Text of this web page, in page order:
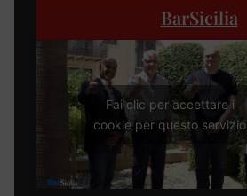
BarSicilia
Fai clic per accettare i
cookie per questo servizio